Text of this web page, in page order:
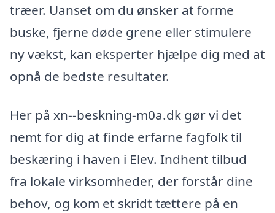
træer. Uanset om du ønsker at forme
buske, fjerne døde grene eller stimulere
ny vækst, kan eksperter hjælpe dig med at
opnå de bedste resultater.
Her på xn--beskning-m0a.dk gør vi det
nemt for dig at finde erfarne fagfolk til
beskæring i haven i Elev. Indhent tilbud
fra lokale virksomheder, der forstår dine
behov, og kom et skridt tættere på en